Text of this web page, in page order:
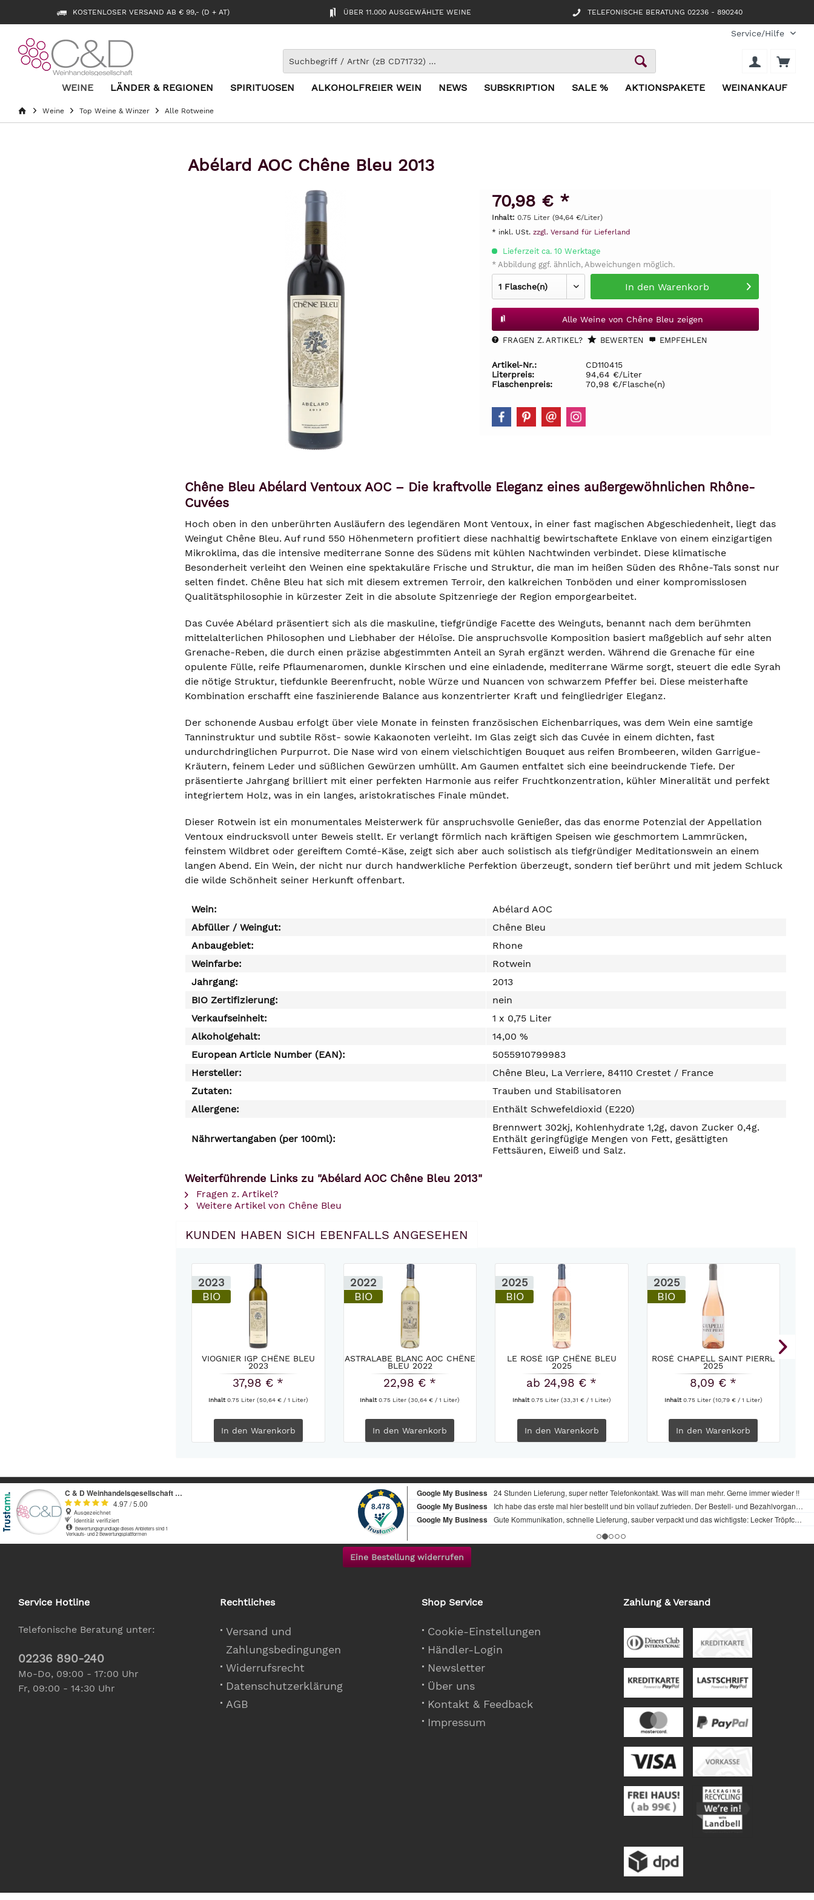
KOSTENLOSER VERSAND AB € 99,- (D + AT) ÜBER 11.000 AUSGEWÄHLTE WEINE TELEFONISCHE BERATUNG 02236 - 890240
Service/Hilfe
WEINE LÄNDER & REGIONEN SPIRITUOSEN ALKOHOLFREIER WEIN NEWS SUBSKRIPTION SALE % AKTIONSPAKETE WEINANKAUF
Weine Top Weine & Winzer Alle Rotweine
Abélard AOC Chêne Bleu 2013
70,98 € *
Inhalt: 0.75 Liter (94,64 €/Liter)
* inkl. USt. zzgl. Versand für Lieferland
Lieferzeit ca. 10 Werktage
* Abbildung ggf. ähnlich, Abweichungen möglich.
In den Warenkorb
Alle Weine von Chêne Bleu zeigen
FRAGEN Z. ARTIKEL? BEWERTEN EMPFEHLEN
Artikel-Nr.:
CD110415
Literpreis:
94,64 €/Liter
Flaschenpreis:
70,98 €/Flasche(n)
Chêne Bleu Abélard Ventoux AOC – Die kraftvolle Eleganz eines außergewöhnlichen Rhône-
Cuvées
Hoch oben in den unberührten Ausläufern des legendären Mont Ventoux, in einer fast magischen Abgeschiedenheit, liegt das
Weingut Chêne Bleu. Auf rund 550 Höhenmetern profitiert diese nachhaltig bewirtschaftete Enklave von einem einzigartigen
Mikroklima, das die intensive mediterrane Sonne des Südens mit kühlen Nachtwinden verbindet. Diese klimatische
Besonderheit verleiht den Weinen eine spektakuläre Frische und Struktur, die man im heißen Süden des Rhône-Tals sonst nur
selten findet. Chêne Bleu hat sich mit diesem extremen Terroir, den kalkreichen Tonböden und einer kompromisslosen
Qualitätsphilosophie in kürzester Zeit in die absolute Spitzenriege der Region emporgearbeitet.
Das Cuvée Abélard präsentiert sich als die maskuline, tiefgründige Facette des Weinguts, benannt nach dem berühmten
mittelalterlichen Philosophen und Liebhaber der Héloïse. Die anspruchsvolle Komposition basiert maßgeblich auf sehr alten
Grenache-Reben, die durch einen präzise abgestimmten Anteil an Syrah ergänzt werden. Während die Grenache für eine
opulente Fülle, reife Pflaumenaromen, dunkle Kirschen und eine einladende, mediterrane Wärme sorgt, steuert die edle Syrah
die nötige Struktur, tiefdunkle Beerenfrucht, noble Würze und Nuancen von schwarzem Pfeffer bei. Diese meisterhafte
Kombination erschafft eine faszinierende Balance aus konzentrierter Kraft und feingliedriger Eleganz.
Der schonende Ausbau erfolgt über viele Monate in feinsten französischen Eichenbarriques, was dem Wein eine samtige
Tanninstruktur und subtile Röst- sowie Kakaonoten verleiht. Im Glas zeigt sich das Cuvée in einem dichten, fast
undurchdringlichen Purpurrot. Die Nase wird von einem vielschichtigen Bouquet aus reifen Brombeeren, wilden Garrigue-
Kräutern, feinem Leder und süßlichen Gewürzen umhüllt. Am Gaumen entfaltet sich eine beeindruckende Tiefe. Der
präsentierte Jahrgang brilliert mit einer perfekten Harmonie aus reifer Fruchtkonzentration, kühler Mineralität und perfekt
integriertem Holz, was in ein langes, aristokratisches Finale mündet.
Dieser Rotwein ist ein monumentales Meisterwerk für anspruchsvolle Genießer, das das enorme Potenzial der Appellation
Ventoux eindrucksvoll unter Beweis stellt. Er verlangt förmlich nach kräftigen Speisen wie geschmortem Lammrücken,
feinstem Wildbret oder gereiftem Comté-Käse, zeigt sich aber auch solistisch als tiefgründiger Meditationswein an einem
langen Abend. Ein Wein, der nicht nur durch handwerkliche Perfektion überzeugt, sondern tief berührt und mit jedem Schluck
die wilde Schönheit seiner Herkunft offenbart.
Wein:
Abélard AOC
Abfüller / Weingut:
Chêne Bleu
Anbaugebiet:
Rhone
Weinfarbe:
Rotwein
Jahrgang:
2013
BIO Zertifizierung:
nein
Verkaufseinheit:
1 x 0,75 Liter
Alkoholgehalt:
14,00 %
European Article Number (EAN):
5055910799983
Hersteller:
Chêne Bleu, La Verriere, 84110 Crestet / France
Zutaten:
Trauben und Stabilisatoren
Allergene:
Enthält Schwefeldioxid (E220)
Nährwertangaben (per 100ml):
Brennwert 302kj, Kohlenhydrate 1,2g, davon Zucker 0,4g.
Enthält geringfügige Mengen von Fett, gesättigten
Fettsäuren, Eiweiß und Salz.
Weiterführende Links zu "Abélard AOC Chêne Bleu 2013"
Fragen z. Artikel?
Weitere Artikel von Chêne Bleu
KUNDEN HABEN SICH EBENFALLS ANGESEHEN
2023
BIO
VIOGNIER IGP CHÊNE BLEU
2023
37,98 € *
Inhalt0.75 Liter (50,64 € / 1 Liter)
In den Warenkorb
2022
BIO
ASTRALABE BLANC AOC CHÊNE
BLEU 2022
22,98 € *
Inhalt0.75 Liter(30,64 € / 1 Liter)
In den Warenkorb
2025
BIO
LE ROSÉ IGP CHÊNE BLEU
2025
ab 24,98 € *
Inhalt0.75 Liter (33,31 € / 1 Liter)
In den Warenkorb
2025
BIO
ROSÉ CHAPELL SAINT PIERRE
2025
8,09 € *
Inhalt0.75 Liter (10,79 € / 1 Liter)
In den Warenkorb
Eine Bestellung widerrufen
Service Hotline
Telefonische Beratung unter:
02236 890-240
Mo-Do, 09:00 - 17:00 Uhr
Fr, 09:00 - 14:30 Uhr
Rechtliches
Versand und
Zahlungsbedingungen
Widerrufsrecht
Datenschutzerklärung
AGB
Shop Service
Cookie-Einstellungen
Händler-Login
Newsletter
Über uns
Kontakt & Feedback
Impressum
Zahlung & Versand